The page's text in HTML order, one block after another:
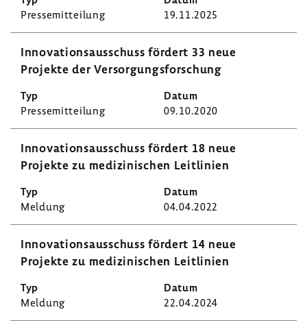
Pres­se­mit­tei­lung 19.11.2025
Inno­va­ti­ons­aus­schuss fördert 33 neue
Projekte der Versor­gungs­for­schung
Pres­se­mit­tei­lung 09.10.2020
Inno­va­ti­ons­aus­schuss fördert 18 neue
Projekte zu medi­zi­ni­schen Leit­li­nien
Meldung 04.04.2022
Inno­va­ti­ons­aus­schuss fördert 14 neue
Projekte zu medi­zi­ni­schen Leit­li­nien
Meldung 22.04.2024